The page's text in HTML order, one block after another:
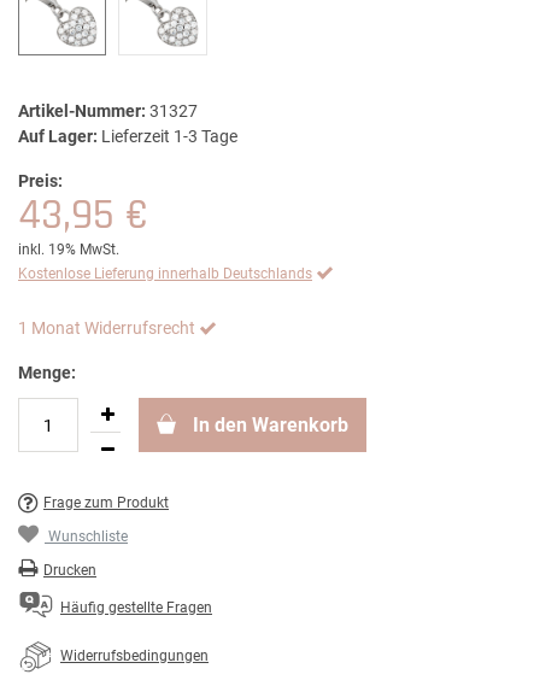
Artikel-Nummer: 31327
Auf Lager: Lieferzeit 1-3 Tage
Preis:
43,95 €
inkl. 19% MwSt.
Kostenlose Lieferung innerhalb Deutschlands
1 Monat Widerrufsrecht
Menge:
In den Warenkorb
Frage zum Produkt
Wunschliste
Drucken
Häufig gestellte Fragen
Widerrufsbedingungen